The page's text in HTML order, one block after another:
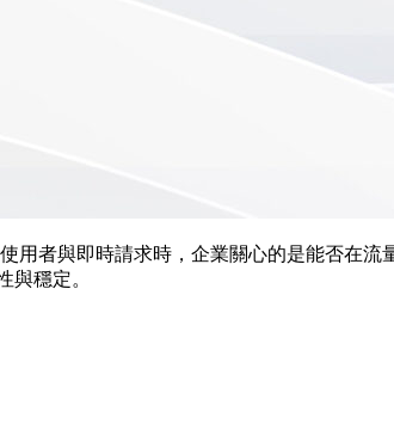
者與即時請求時，企業關心的是能否在
與穩定。